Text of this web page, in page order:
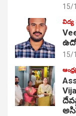
15/
విద్య
15/